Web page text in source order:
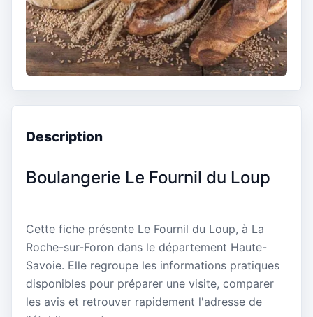
Description
Boulangerie Le Fournil du Loup
Cette fiche présente Le Fournil du Loup, à La
Roche-sur-Foron dans le département Haute-
Savoie. Elle regroupe les informations pratiques
disponibles pour préparer une visite, comparer
les avis et retrouver rapidement l'adresse de